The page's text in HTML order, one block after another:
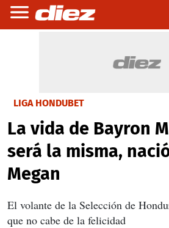
LIGA HONDUBET
La vida de Bayron
será la misma,
Megan
El volante de la Selección de
que no cabe de la felicidad